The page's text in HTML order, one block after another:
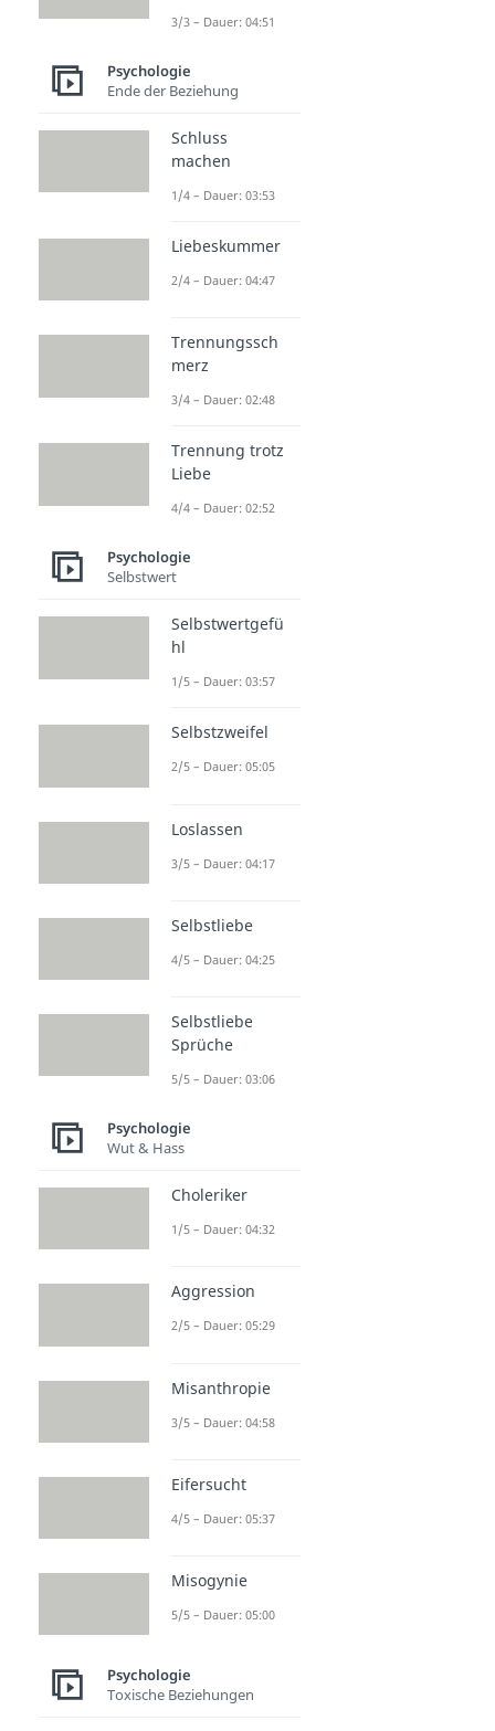
3/3 – Dauer: 04:51
Psychologie
Ende der Beziehung
Schluss
machen
1/4 – Dauer: 03:53
Liebeskummer
2/4 – Dauer: 04:47
Trennungssch
merz
3/4 – Dauer: 02:48
Trennung trotz
Liebe
4/4 – Dauer: 02:52
Psychologie
Selbstwert
Selbstwertgefü
hl
1/5 – Dauer: 03:57
Selbstzweifel
2/5 – Dauer: 05:05
Loslassen
3/5 – Dauer: 04:17
Selbstliebe
4/5 – Dauer: 04:25
Selbstliebe
Sprüche
5/5 – Dauer: 03:06
Psychologie
Wut & Hass
Choleriker
1/5 – Dauer: 04:32
Aggression
2/5 – Dauer: 05:29
Misanthropie
3/5 – Dauer: 04:58
Eifersucht
4/5 – Dauer: 05:37
Misogynie
5/5 – Dauer: 05:00
Psychologie
Toxische Beziehungen